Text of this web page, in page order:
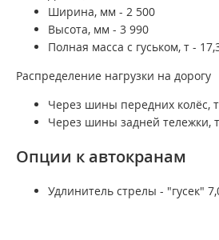
Ширина, мм - 2 500
Высота, мм - 3 990
Полная масса с гуськом, т -
Распределение нагрузки на дорогу
Через шины передних колёс,
Через шины задней тележки,
Опции к автокранам
Удлинитель стрелы - "гусек"